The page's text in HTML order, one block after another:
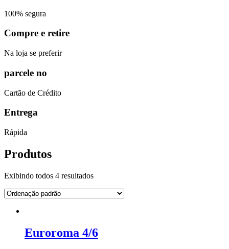
100% segura
Compre e retire
Na loja se preferir
parcele no
Cartão de Crédito
Entrega
Rápida
Produtos
Exibindo todos 4 resultados
Euroroma 4/6